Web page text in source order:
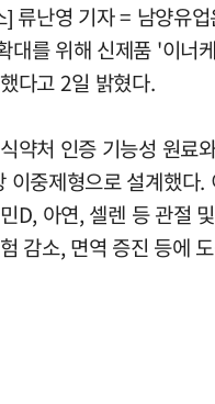
] 류난영 기자 = 남양유
대를 위해 신제품 '이너
다고 2일 밝혔다.
약처 인증 기능성 원료
이중제형으로 설계했다.
D, 아연, 셀렌 등 관절
감소, 면역 증진 등에